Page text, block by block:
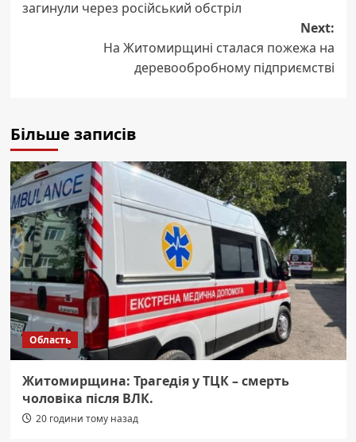
загинули через російський обстріл
Next:
На Житомирщині сталася пожежа на
деревообробному підприємстві
Більше записів
Область
Житомирщина: Трагедія у ТЦК – смерть
чоловіка після ВЛК.
20 години тому назад